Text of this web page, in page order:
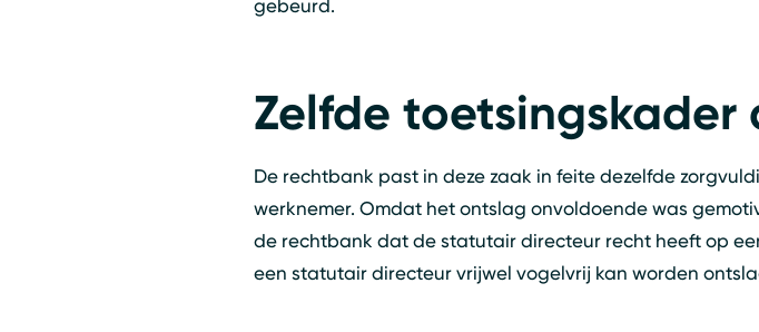
gebeurd.
Zelfde toetsingskader
De rechtbank past in deze zaak in feite dezelfde
werknemer. Omdat het ontslag onvoldoende was
de rechtbank dat de statutair directeur recht heeft op
een statutair directeur vrijwel vogelvrij kan worden